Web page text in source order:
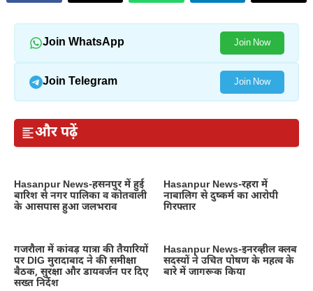
Join WhatsApp Join Now
Join Telegram Join Now
और पढ़ें
Hasanpur News-हसनपुर में हुई
बारिश से नगर पालिका व कोतवाली
के आसपास हुआ जलभराव
Hasanpur News-रहरा में
नाबालिग से दुष्कर्म का आरोपी
गिरफ्तार
गजरौला में कांवड़ यात्रा की तैयारियों
पर DIG मुरादाबाद ने की समीक्षा
बैठक, सुरक्षा और डायवर्जन पर दिए
सख्त निर्देश
Hasanpur News-इनरव्हील क्लब
सदस्यों ने उचित पोषण के महत्व के
बारे में जागरूक किया